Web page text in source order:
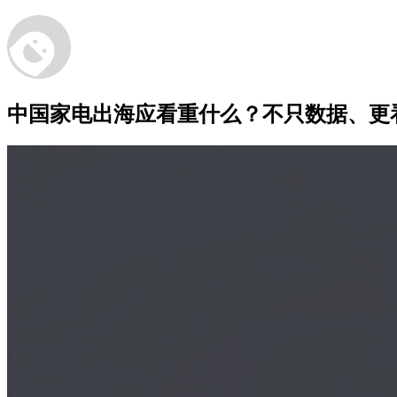
中国家电出海应看重什么？不只数据、更